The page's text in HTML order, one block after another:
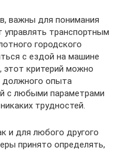
важны для понимания
управлять транспортным
городского
с ездой на машине
этот критерий можно
должного опыта
с любыми параметрами
трудностей.
и для любого другого
принято определять,